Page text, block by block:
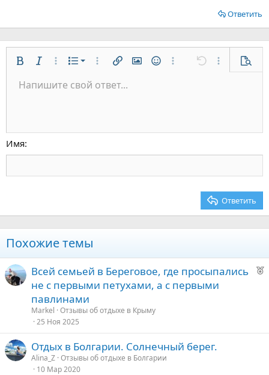
Ответить
ЖирныйКурсивДополнительно...
СписокНумерованный список
Маркированный список
Дополнительно...
Вставить ссылку
Вставить изображение
СмайлыДополнительно...
Отменить
Размер шрифта
9
18
22
Цвет текста
Шрифт Arial
Tahoma
Times New Roman
Зачёркнутый
Подчёркнутый
Однострочный код
ВыравниваниеПо левому краю
Формат параграфа
Обычный
Заголовок 2
Заголовок 3
ЦитатаМедиаВставить таблицу
Вставить горизонтальную линию
Спойлер
Код
Повторить
Переключить режим работы редактора
Удалить форматирование
ЧерновикиСохранить черновик
Напишите свой ответ...
Имя
Ответить
Похожие темы
Р
е
Всей семьей в Береговое, где просыпались
не с первыми петухами, а с первыми
павлинами
Markel Отзывы об отдыхе в Крыму
25 Ноя 2025
Отдых в Болгарии. Солнечный берег.
Alina_Z Отзывы об отдыхе в Болгарии
10 Мар 2020